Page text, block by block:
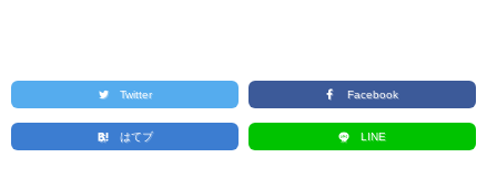
Twitter Facebook
はてブ LINE